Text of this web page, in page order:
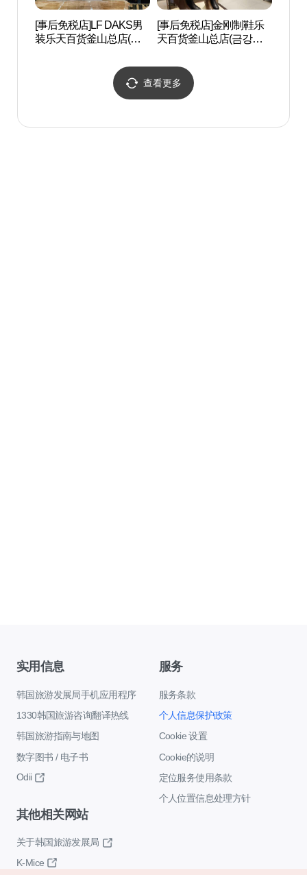
[事后免税店]LF DAKS男
装乐天百货釜山总店(닥
[事后免税店]金刚制鞋乐
天百货釜山总店(금강제
查看更多
实用信息
韩国旅游发展局手机应用程序
1330韩国旅游咨询翻译热线
韩国旅游指南与地图
数字图书 / 电子书
Odii
服务
服务条款
个人信息保护政策
Cookie 设置
Cookie的说明
定位服务使用条款
个人位置信息处理方针
其他相关网站
关于韩国旅游发展局
K-Mice